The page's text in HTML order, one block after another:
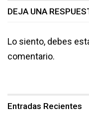
DEJA UNA
Lo siento, debes
comentario.
Entradas Recientes